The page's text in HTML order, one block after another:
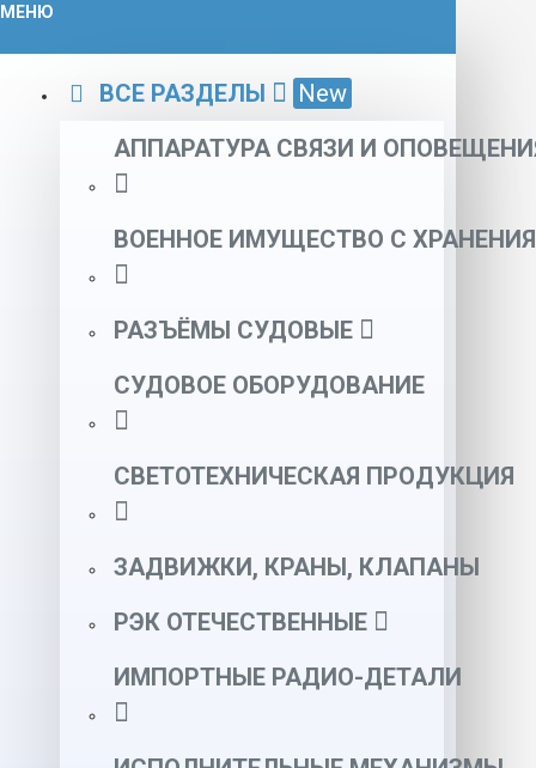
МЕНЮ
ВСЕ РАЗДЕЛЫ
New
АППАРАТУРА СВЯЗИ И
ВОЕННОЕ ИМУЩЕСТВО С ХРАНЕНИЯ
РАЗЪЁМЫ СУДОВЫЕ
СУДОВОЕ ОБОРУДОВАНИЕ
СВЕТОТЕХНИЧЕСКАЯ ПРОДУКЦИЯ
ЗАДВИЖКИ, КРАНЫ, КЛАПАНЫ
РЭК ОТЕЧЕСТВЕННЫЕ
ИМПОРТНЫЕ РАДИО-ДЕТАЛИ